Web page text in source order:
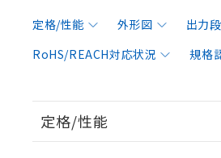
定格/性能 外形図 出力
RoHS/REACH対応状況
規格
定格/性能